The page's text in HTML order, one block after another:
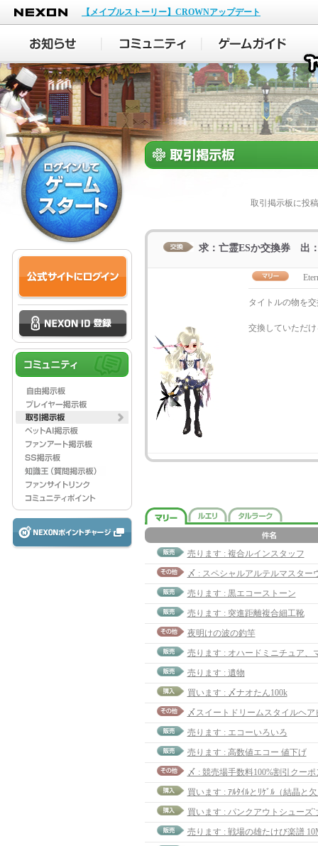
NEXON
【メイプルストーリー】CROWNアップデート
取引掲示板に投
求：亡霊ESか交換券 出
タイトルの物を
交換していただ
売ります : 複合ルインスタッフ
売ります : 黒エコーストーン
売ります : 突進距離複合細工靴
夜明けの波の釣竿
売ります : オハードミニチュア、
売ります : 遺物
買います : 〆ナオたん100k
売ります : エコーいろいろ
売ります : 高数値エコー 値下げ
〆 : 競売場手数料100%割引クーポ
買います : ｱﾙﾀｲﾙとﾘｹﾞﾙ（結晶と
買います : パンクアウトシューズ
売ります : 戦場の雄たけび楽譜